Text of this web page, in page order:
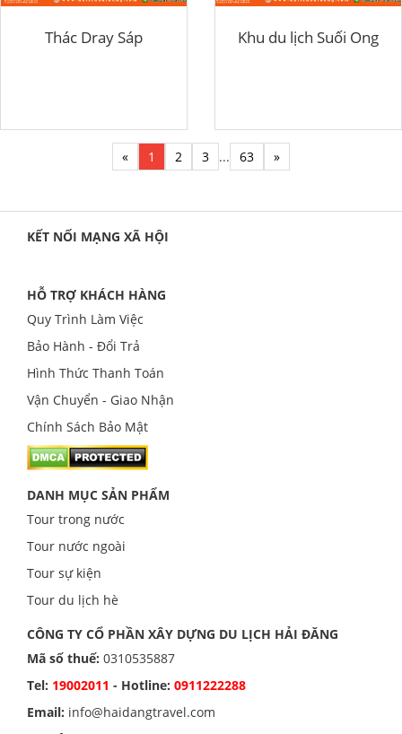
Thác Dray Sáp Khu du lịch Suối Ong
« 1 2 3 ... 63 »
KẾT NỐI MẠNG XÃ HỘI
HỖ TRỢ KHÁCH HÀNG
Quy Trình Làm Việc
Bảo Hành - Đổi Trả
Hình Thức Thanh Toán
Vận Chuyển - Giao Nhận
Chính Sách Bảo Mật
DANH MỤC SẢN PHẨM
Tour trong nước
Tour nước ngoài
Tour sự kiện
Tour du lịch hè
CÔNG TY CỔ PHẦN XÂY DỰNG DU LỊCH HẢI ĐĂNG
Mã số thuế: 0310535887
Tel: 19002011 - Hotline: 0911222288
Email: info@haidangtravel.com